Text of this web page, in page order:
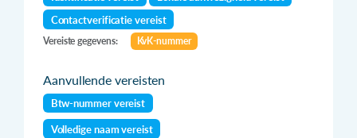
Contactverificatie vereist
Vereiste gegevens: KvK-nummer
Aanvullende vereisten
Btw-nummer vereist
Volledige naam vereist